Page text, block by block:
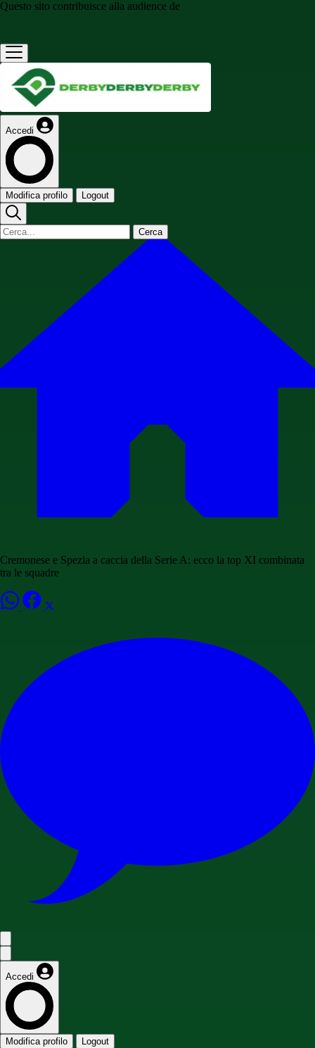
Questo sito contribuisce alla audience de
Accedi
Modifica profilo Logout
Cerca
Cremonese e Spezia a caccia della Serie A: ecco la top XI combinata
tra le squadre
Accedi
Modifica profilo Logout